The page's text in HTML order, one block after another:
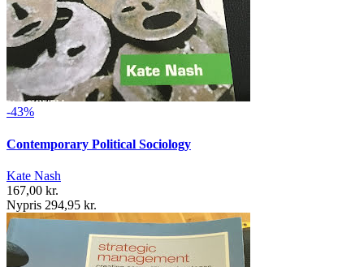
-43%
Contemporary Political Sociology
Kate Nash
167,00 kr.
Nypris 294,95 kr.